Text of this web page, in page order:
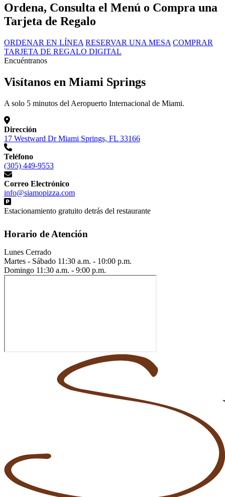
Ordena, Consulta el Menú o Compra una
Tarjeta de Regalo
ORDENAR EN LÍNEA RESERVAR UNA MESA COMPRAR
TARJETA DE REGALO DIGITAL
Encuéntranos
Visítanos en Miami Springs
A solo 5 minutos del Aeropuerto Internacional de Miami.
Dirección
17 Westward Dr Miami Springs, FL 33166
Teléfono
(305) 449-9553
Correo Electrónico
info@siamopizza.com
Estacionamiento gratuito detrás del restaurante
Horario de Atención
Lunes Cerrado
Martes - Sábado 11:30 a.m. - 10:00 p.m.
Domingo 11:30 a.m. - 9:00 p.m.